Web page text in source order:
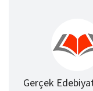
Gerçek